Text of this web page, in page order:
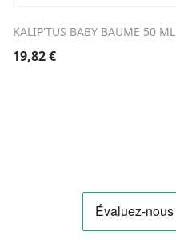
KALIP'TUS BABY BAUME 50 ML
19,82€